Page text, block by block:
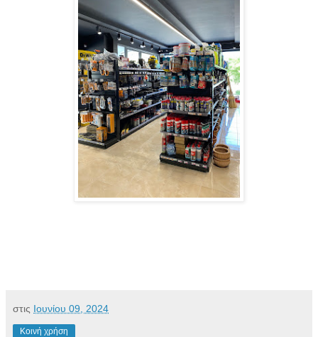
στις Ιουνίου 09, 2024
Κοινή χρήση